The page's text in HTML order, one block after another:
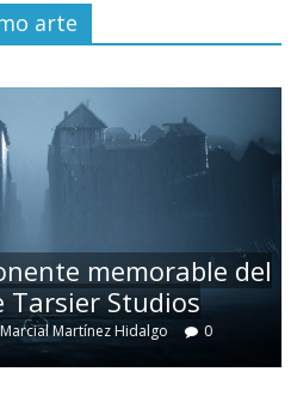
arte
memorable del
Tarsier Studios
Martínez Hidalgo 0